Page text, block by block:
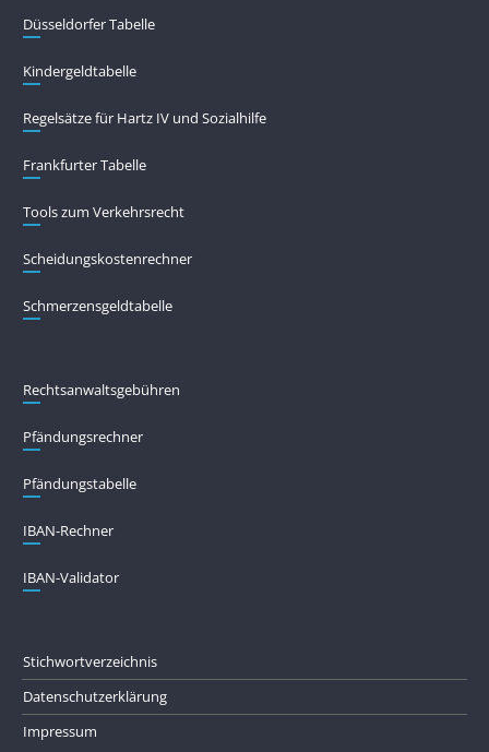
Düsseldorfer Tabelle
Kindergeldtabelle
Regelsätze für Hartz IV und Sozialhilfe
Frankfurter Tabelle
Tools zum Verkehrsrecht
Scheidungskostenrechner
Schmerzensgeldtabelle
Rechtsanwaltsgebühren
Pfändungs­rechner
Pfändungs­tabelle
IBAN-Rechner
IBAN-Validator
Stichwortverzeichnis
Datenschutzerklärung
Impressum